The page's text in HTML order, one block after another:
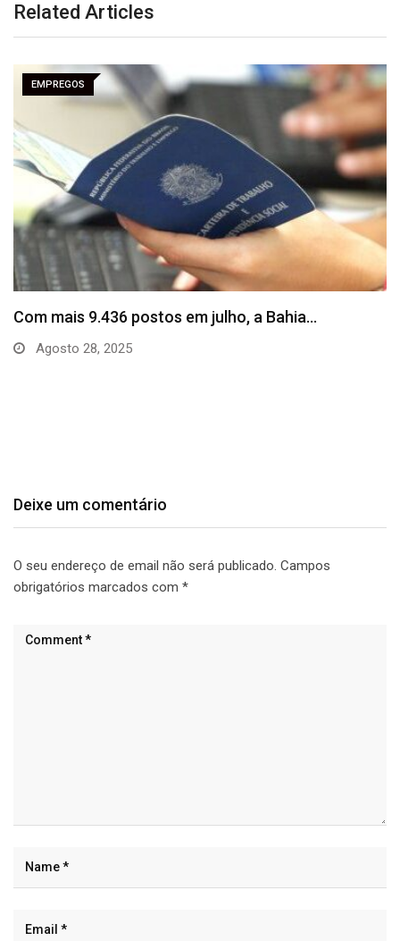
Related Articles
EMPREGOS
Deixe um comentário
O seu endereço de email não será publicado. Campos
obrigatórios marcados com *